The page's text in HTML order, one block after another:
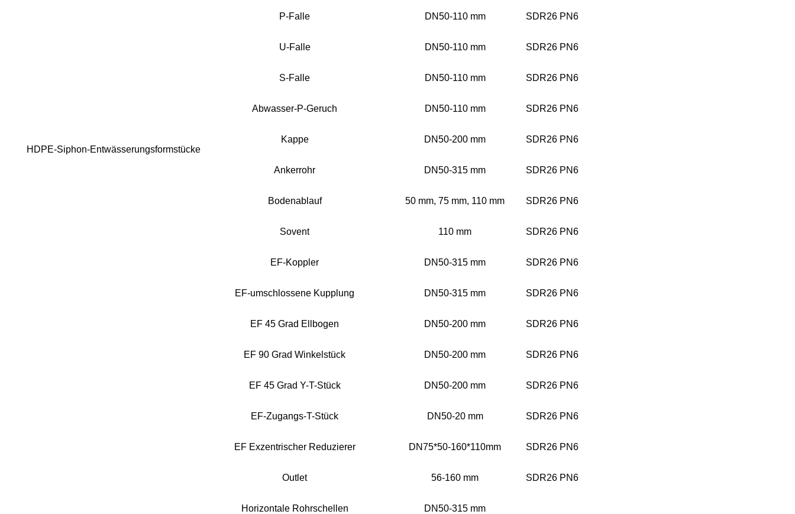
HDPE-Siphon-Entwässerungsformstücke
P-Falle DN50-110 mm SDR26 PN6
U-Falle DN50-110 mm SDR26 PN6
S-Falle DN50-110 mm SDR26 PN6
Abwasser-P-Geruch DN50-110 mm SDR26 PN6
Kappe DN50-200 mm SDR26 PN6
Ankerrohr DN50-315 mm SDR26 PN6
Bodenablauf 50 mm, 75 mm, 110 mm SDR26 PN6
Sovent 110 mm SDR26 PN6
EF-Koppler DN50-315 mm SDR26 PN6
EF-umschlossene Kupplung DN50-315 mm SDR26 PN6
EF 45 Grad Ellbogen DN50-200 mm SDR26 PN6
EF 90 Grad Winkelstück DN50-200 mm SDR26 PN6
EF 45 Grad Y-T-Stück DN50-200 mm SDR26 PN6
EF-Zugangs-T-Stück DN50-20 mm SDR26 PN6
EF Exzentrischer Reduzierer DN75*50-160*110mm SDR26 PN6
Outlet 56-160 mm SDR26 PN6
Horizontale Rohrschellen DN50-315 mm